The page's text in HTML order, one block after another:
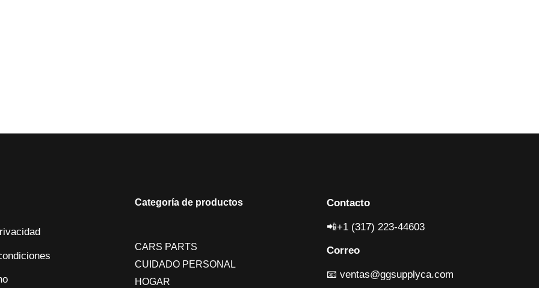
Categoría de productos
CARS PARTS
CUIDADO PERSONAL
HOGAR
Contacto
📲+1 (317) 223-44603
Correo
📧 ventas@ggsupplyca.com